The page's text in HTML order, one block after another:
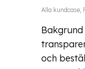
Alla kundcase
Bakgrund
och